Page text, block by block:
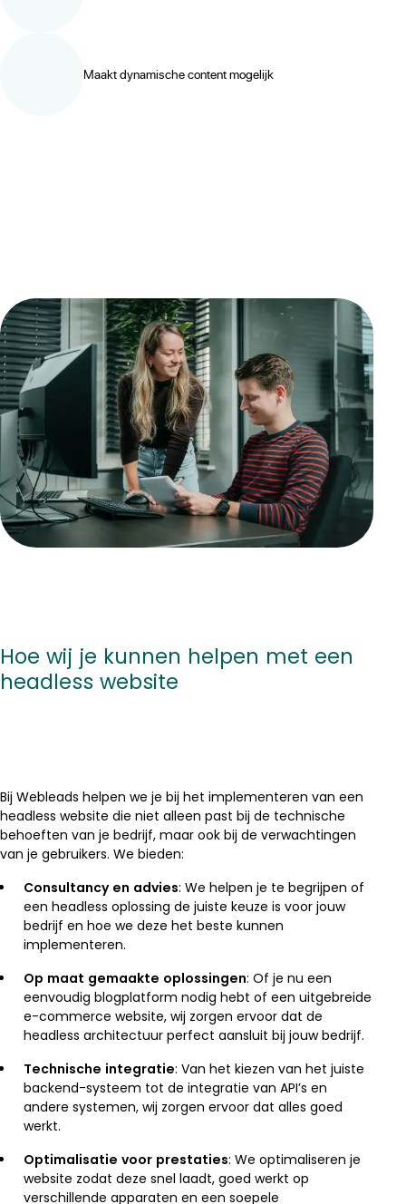
Maakt dynamische content mogelijk
Hoe wij je kunnen helpen met een
headless website
Bij Webleads helpen we je bij het implementeren van een
headless website die niet alleen past bij de technische
behoeften van je bedrijf, maar ook bij de verwachtingen
van je gebruikers. We bieden:
Consultancy en advies: We helpen je te begrijpen of
een headless oplossing de juiste keuze is voor jouw
bedrijf en hoe we deze het beste kunnen
implementeren.
Op maat gemaakte oplossingen: Of je nu een
eenvoudig blogplatform nodig hebt of een uitgebreide
e-commerce website, wij zorgen ervoor dat de
headless architectuur perfect aansluit bij jouw bedrijf.
Technische integratie: Van het kiezen van het juiste
backend-systeem tot de integratie van API’s en
andere systemen, wij zorgen ervoor dat alles goed
werkt.
Optimalisatie voor prestaties: We optimaliseren je
website zodat deze snel laadt, goed werkt op
verschillende apparaten en een soepele